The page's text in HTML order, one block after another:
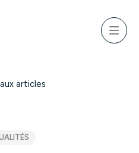
Menu
articles